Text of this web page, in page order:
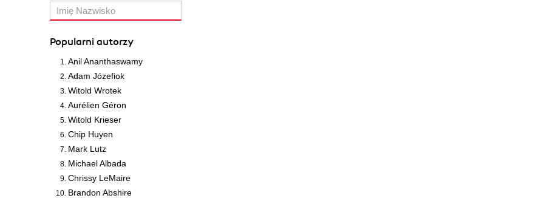
Popularni autorzy
Anil Ananthaswamy
Adam Józefiok
Witold Wrotek
Aurélien Géron
Witold Krieser
Chip Huyen
Mark Lutz
Michael Albada
Chrissy LeMaire
Brandon Abshire